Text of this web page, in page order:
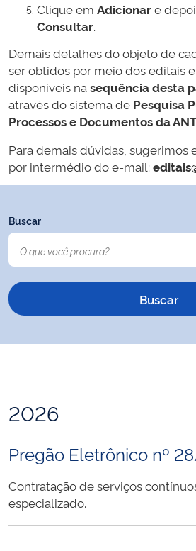
Clique em Adicionare
Consultar.
Demais detalhes do objeto de
ser obtidos por meio dos editais e
disponíveis nasequência desta
através do sistema de Pesquisa
Processos e Documentos da
Para demais dúvidas, sugerimos
por intermédio do e-mail:
Buscar
2026
Pregão Eletrônico nº
Contratação de serviços
especializado.